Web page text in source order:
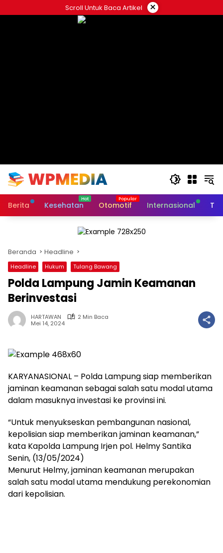
ke
Scroll Untuk Baca Artikel ×
Berita Kesehatan Otomotif Internasional
Beranda Headline
Headline Hukum Tulang Bawang
Polda Lampung Jamin Keamanan
Berinvestasi
HARTAWAN
2 Min Baca
Mei 14, 2024
KARYANASIONAL – Polda Lampung siap memberikan
jaminan keamanan sebagai salah satu modal utama
dalam masuknya investasi ke provinsi ini.
“Untuk menyukseskan pembangunan nasional,
kepolisian siap memberikan jaminan keamanan,”
kata Kapolda Lampung Irjen pol. Helmy Santika
Senin, (13/05/2024)
Menurut Helmy, jaminan keamanan merupakan
salah satu modal utama mendukung perekonomian
dari kepolisian.